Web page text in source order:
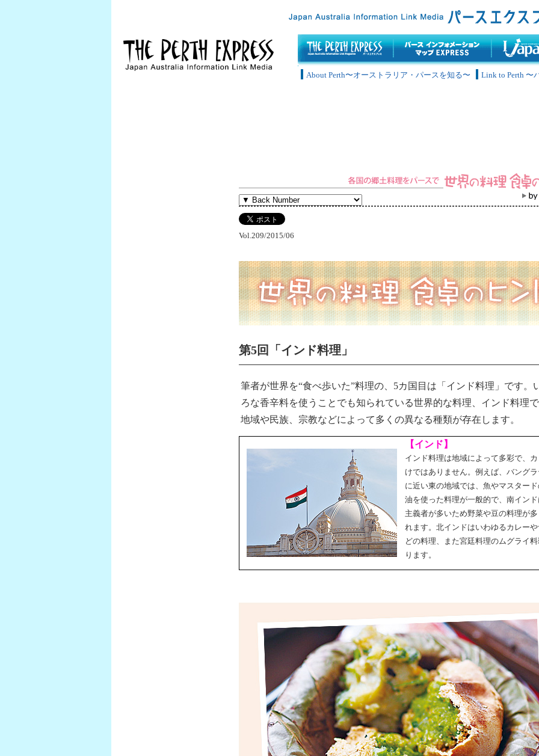
About Perth〜オーストラリア・パースを知る〜 Link to Perth 〜
Vol.209/2015/06
第5回「インド料理」
筆者が世界を“食べ歩いた”料理の、5カ国目は「インド料理」です。
ろな香辛料を使うことでも知られている世界的な料理、インド料理
地域や民族、宗教などによって多くの異なる種類が存在します。
【インド】
インド料理は地域によって多彩で、
けではありません。例えば、バング
に近い東の地域では、魚やマスター
油を使った料理が一般的で、南イン
主義者が多いため野菜や豆の料理が
れます。北インドはいわゆるカレー
どの料理、また宮廷料理のムグライ
ります。